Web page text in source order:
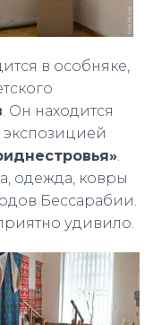
в особняке,
. Он находится
экспозицией
.
одежда, ковры
Бессарабии.
удивило.